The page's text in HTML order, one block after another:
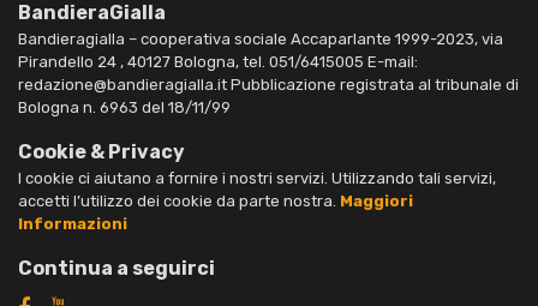
BandieraGialla
Bandieragialla – cooperativa sociale Accaparlante 1999-2023, via
Pirandello 24 , 40127 Bologna, tel. 051/6415005 E-mail:
redazione@bandieragialla.it Pubblicazione registrata al tribunale di
Bologna n. 6963 del 18/11/99
Cookie & Privacy
I cookie ci aiutano a fornire i nostri servizi. Utilizzando tali servizi,
accetti l’utilizzo dei cookie da parte nostra. Maggiori
Informazioni
Continua a seguirci